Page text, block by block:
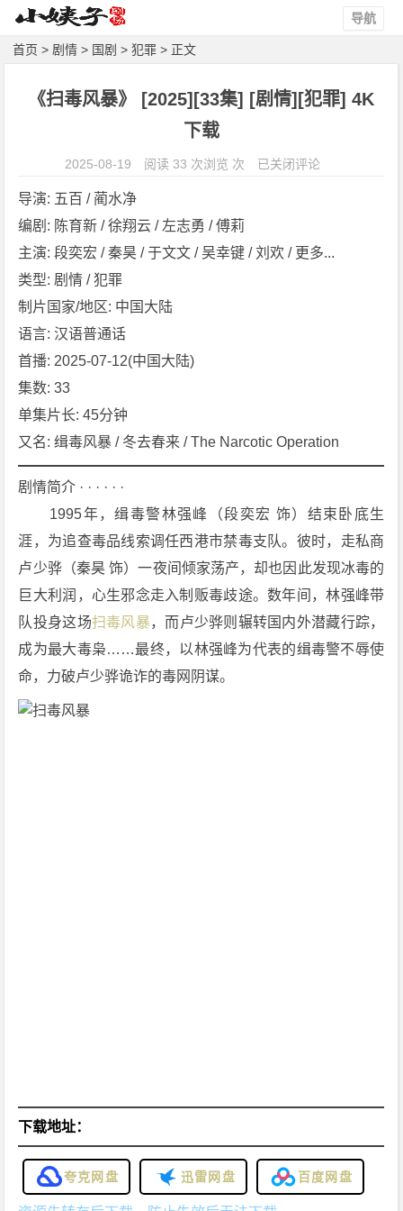
导航
首页 > 剧情 > 国剧 >犯罪 > 正文
《扫毒风暴》 [2025][33集] [剧情][犯罪] 4K
下载
2025-08-19 阅读 33 次浏览 次
《扫
[2
情]
K
下
载
已关闭评论
导演: 五百 / 蔺水净
编剧: 陈育新 / 徐翔云 / 左志勇 / 傅莉
主演: 段奕宏 / 秦昊 / 于文文 / 吴幸键 / 刘欢 / 更多...
类型: 剧情 / 犯罪
制片国家/地区: 中国大陆
语言: 汉语普通话
首播: 2025-07-12(中国大陆)
集数: 33
单集片长: 45分钟
又名: 缉毒风暴 / 冬去春来 / The Narcotic Operation
剧情简介 · · · · · ·
1995年，缉毒警林强峰（段奕宏 饰）结束卧底生
涯，为追查毒品线索调任西港市禁毒支队。彼时，走私商
卢少骅（秦昊 饰）一夜间倾家荡产，却也因此发现冰毒的
巨大利润，心生邪念走入制贩毒歧途。数年间，林强峰带
队投身这场扫毒风暴，而卢少骅则辗转国内外潜藏行踪，
成为最大毒枭……最终，以林强峰为代表的缉毒警不辱使
命，力破卢少骅诡诈的毒网阴谋。
下载地址：
夸克网盘 迅雷网盘 百度网盘